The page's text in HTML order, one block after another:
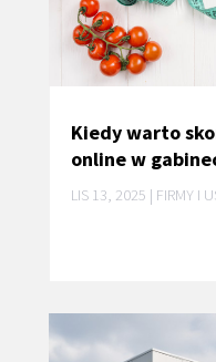
Kiedy warto
online w
LIS 13, 2025 | FIRMY I